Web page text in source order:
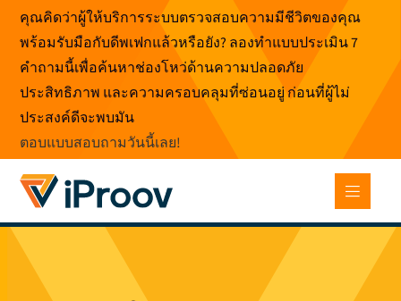
ข้าม
เนื้อหา
คุณคิดว่าผู้ให้บริการระบบตรวจสอบความมีชีวิตของคุณ
พร้อมรับมือกับดีพเฟกแล้วหรือยัง? ลองทำแบบประเมิน 7
คำถามนี้เพื่อค้นหาช่องโหว่ด้านความปลอดภัย
ประสิทธิภาพ และความครอบคลุมที่ซ่อนอยู่ ก่อนที่ผู้ไม่
ประสงค์ดีจะพบมัน
ตอบแบบสอบถามวันนี้เลย!